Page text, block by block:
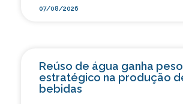
07/08/2026
Reúso de água ganha peso
estratégico na produção
bebidas